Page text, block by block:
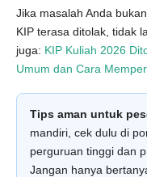
Jika masalah Anda
KIP terasa ditolak, tidak
juga: KIP Kuliah 2026
Umum dan Cara
Tips aman untuk
mandiri, cek dulu di
perguruan tinggi dan
Jangan hanya